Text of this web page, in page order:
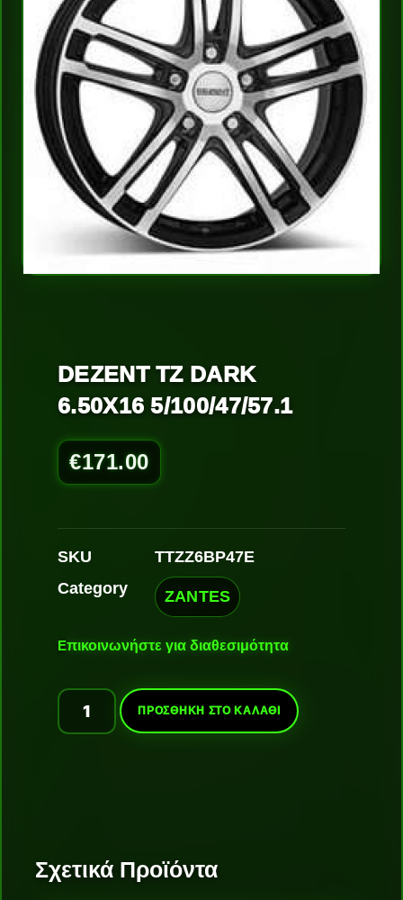
DEZENT TZ DARK
6.50X16 5/100/47/57.1
€171.00
SKU
TTZZ6BP47E
Category
ZANTES
Επικοινωνήστε για διαθεσιμότητα
ΠΡΟΣΘΉΚΗ ΣΤΟ ΚΑΛΆΘΙ
Σχετικά Προϊόντα